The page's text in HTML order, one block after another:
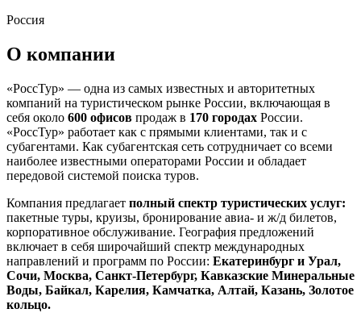
Россия
О компании
«РоссТур» — одна из самых известных и авторитетных
компаний на туристическом рынке России, включающая в
себя около 600 офисов продаж в 170 городах России.
«РоссТур» работает как с прямыми клиентами, так и с
субагентами. Как субагентская сеть сотрудничает со всеми
наиболее известными операторами России и обладает
передовой системой поиска туров.
Компания предлагает полный спектр туристических услуг:
пакетные туры, круизы, бронирование авиа- и ж/д билетов,
корпоративное обслуживание. География предложений
включает в себя широчайший спектр международных
направлений и программ по России: Екатеринбург и Урал,
Сочи, Москва, Санкт-Петербург, Кавказские Минеральные
Воды, Байкал, Карелия, Камчатка, Алтай, Казань, Золотое
кольцо.